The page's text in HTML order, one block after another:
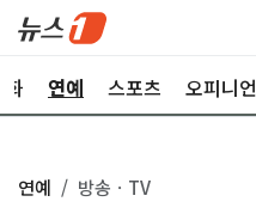
화 연예 스포츠 오피니언
연예 방송ㆍTV